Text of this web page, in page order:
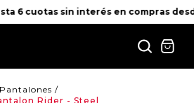
6 cuotas sin interés en compras
Pantalones
Rider - Steel